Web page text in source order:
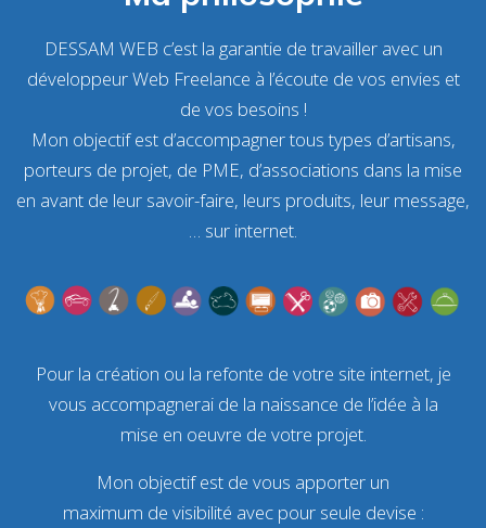
DESSAM WEB c’est la garantie de travailler avec un
développeur Web Freelance à l’écoute de vos envies et
de vos besoins !
Mon objectif est d’accompagner tous types d’artisans,
porteurs de projet, de PME, d’associations dans la mise
en avant de leur savoir-faire, leurs produits, leur message,
… sur internet.
Pour la création ou la refonte de votre site internet, je
vous accompagnerai de la naissance de l’idée à la
mise en oeuvre de votre projet.
Mon objectif est de vous apporter un
maximum de visibilité avec pour seule devise :